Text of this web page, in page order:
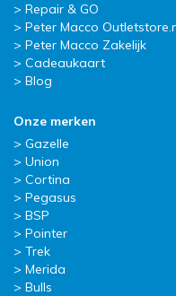
Repair & GO
Peter Macco
Peter Macco Zakelijk
Cadeaukaart
Blog
Onze merken
Gazelle
Union
Cortina
Pegasus
BSP
Pointer
Trek
Merida
Bulls